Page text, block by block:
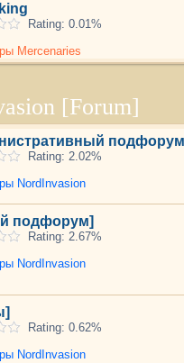
Rating: 0.01%
Mercenaries
[Forum]
Rating: 2.02%
NordInvasion
подфорум]
Rating: 2.67%
NordInvasion
Rating: 0.62%
NordInvasion